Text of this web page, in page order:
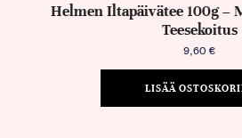
Helmen Iltapäivätee 100g –
Teesekoitus
9,60 €
LISÄÄ